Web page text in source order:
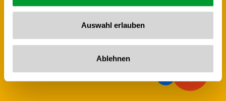
Auswahl erlauben
Ablehnen